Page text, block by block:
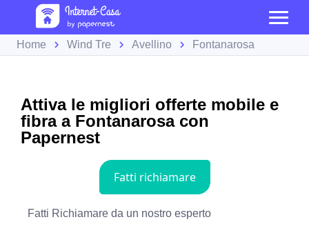
Home Wind Tre Avellino Fontanarosa